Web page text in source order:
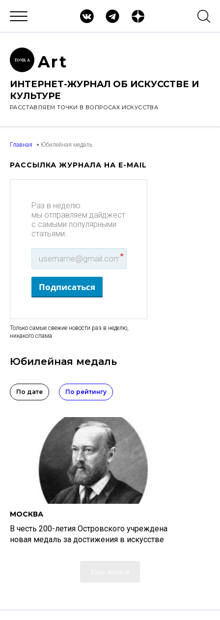
ТОЧК А Art
ИНТЕРНЕТ-ЖУРНАЛ ОБ ИСКУССТВЕ И
КУЛЬТУРЕ
РАССТАВЛЯЕМ ТОЧКИ В ВОПРОСАХ ИСКУССТВА
Главная Юбилейная медаль
РАССЫЛКА ЖУРНАЛА НА E-MAIL
Раз в неделю
мы отправляем дайджест
с самыми популярными
статьями.
*
Подписаться
Только самые свежие новости раз в неделю,
никакого спама
Юбилейная медаль
По дате По рейтингу
МОСКВА
В честь 200-летия Островского учреждена
новая медаль за достижения в искусстве